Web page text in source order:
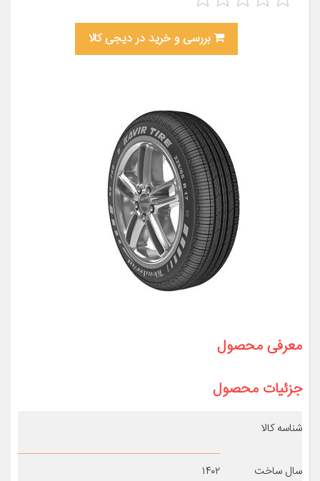
بررسی و خرید در دیجی کالا
معرفی محصول
جزئیات محصول
شناسه کالا
سال ساخت ۱۴۰۲